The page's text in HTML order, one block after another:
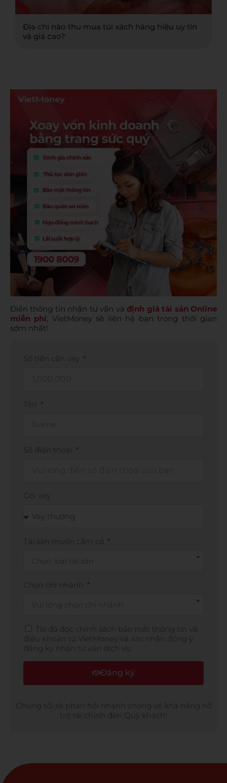
Địa chỉ nào thu mua túi xách hàng hiệu uy tín
và giá cao?
Điền thông tin nhận tư vấn và định giá tài sản Online
miễn phí , VietMoney sẽ liên hệ bạn trong thời gian
sớm nhất!
Số tiền cần vay
Tên
Số điện thoại
Gói vay
Tài sản muốn cầm cố
Chọn chi nhánh
Tôi đã đọc chính sách bảo mật thông tin và
điều khoản từ VietMoney và xác nhận đồng ý
đăng ký nhận tư vấn dịch vụ.
Đăng ký
Chúng tôi sẽ phản hồi nhanh chóng về khả năng hỗ
trợ tài chính đến Quý khách!